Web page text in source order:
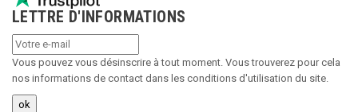
LETTRE D'INFORMATIONS
Vous pouvez vous désinscrire à tout moment. Vous trouverez pour cela
nos informations de contact dans les conditions d'utilisation du site.